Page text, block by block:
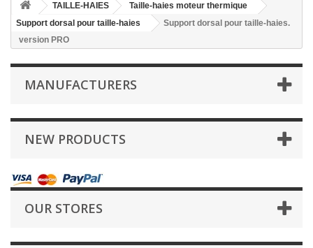
TAILLE-HAIES
Taille-haies moteur thermique
Support dorsal pour taille-haies
Support dorsal pour taille-haies.
version PRO
MANUFACTURERS
NEW PRODUCTS
OUR STORES